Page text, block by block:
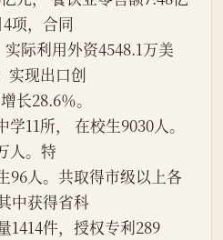
项，合同
际利用外资4548.1万美
实现出口创
长28.6％。
中学11所， 在校生9030人。
人。特
96人。共取得市级以上各
中获得省科
1414件，授权专利289